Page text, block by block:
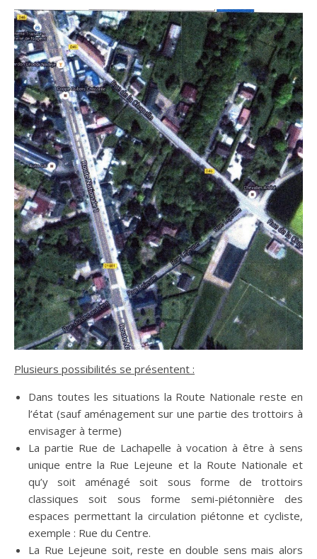
Plusieurs possibilités se présentent :
Dans toutes les situations la Route Nationale reste en
l’état (sauf aménagement sur une partie des trottoirs à
envisager à terme)
La partie Rue de Lachapelle à vocation à être à sens
unique entre la Rue Lejeune et la Route Nationale et
qu’y soit aménagé soit sous forme de trottoirs
classiques soit sous forme semi-piétonnière des
espaces permettant la circulation piétonne et cycliste,
exemple : Rue du Centre.
La Rue Lejeune soit, reste en double sens mais alors